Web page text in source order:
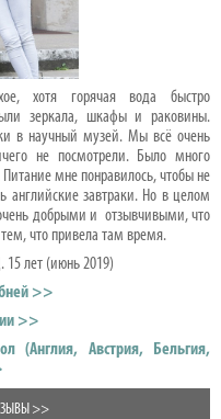
хотя горячая вода быстро
зеркала, шкафы и раковины.
в научный музей. Мы всё очень
не посмотрели. Было много
мне понравилось, чтобы не
английские завтраки. Но в целом
добрыми и отзывчивыми, что
что привела там время.
15 лет (июнь 2019)
>>
>>
(Англия, Австрия, Бельгия,
>>